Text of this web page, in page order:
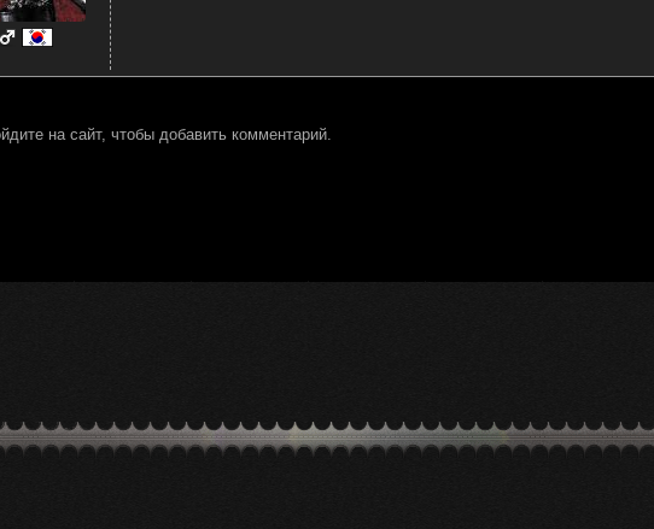
на сайт, чтобы добавить комментарий.